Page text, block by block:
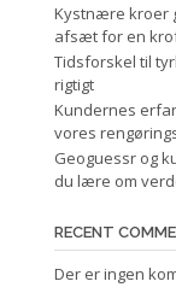
Kystnære kroer
afsæt for en
Tidsforskel til
rigtigt
Kundernes
vores
Geoguessr og
du lære om
RECENT
Der er ingen